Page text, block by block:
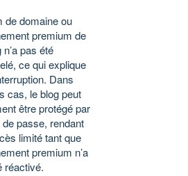
de domaine ou
premium de
pas été
ce qui explique
Dans
cas, le blog peut
être protégé par
de passe, rendant
limité tant que
premium n’a
réactivé.